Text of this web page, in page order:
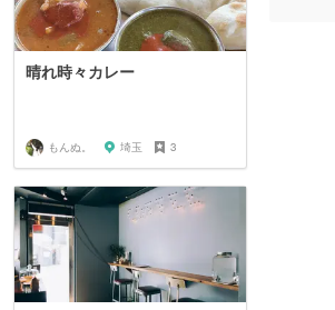
晴れ時々カレー
もんぬ。 埼玉 3